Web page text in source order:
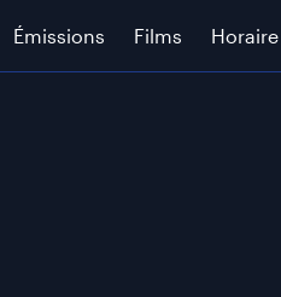
Émissions Films Horaire